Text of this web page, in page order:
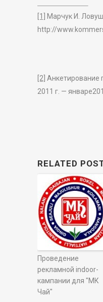
[1]
Марчук И.
http://
[2] Анкетирование
2011 г. —
RELATED
Проведение
рекламной indoor-
кампании для "МК
Чай"